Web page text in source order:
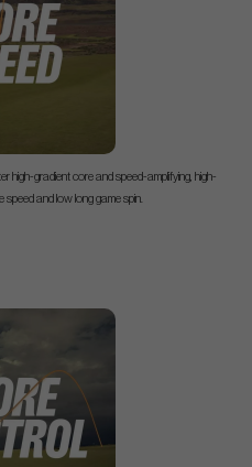
high-gradient core and speed-amplifying, high-
speed and low long game spin.